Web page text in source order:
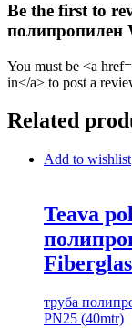
Be the first to
полипропилен
You must be <a
in</a> to post a
Related
Add to wishlist
Teava
труба
PN25 (40mtr)